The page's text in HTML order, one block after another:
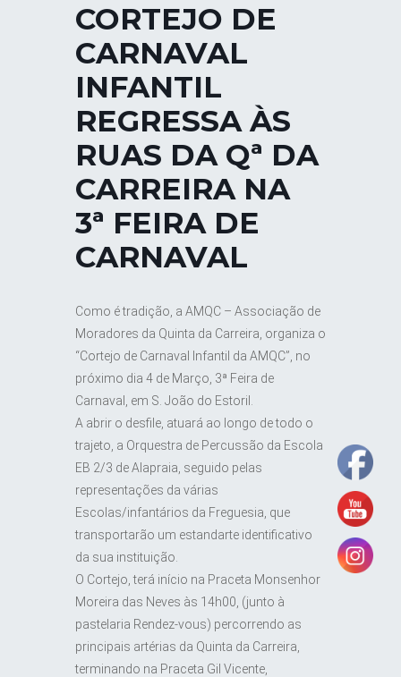
CORTEJO DE
CARNAVAL
INFANTIL
REGRESSA ÀS
RUAS DA Qª DA
CARREIRA NA
3ª FEIRA DE
CARNAVAL
Como é tradição, a AMQC – Associação de
Moradores da Quinta da Carreira, organiza o
“Cortejo de Carnaval Infantil da AMQC”, no
próximo dia 4 de Março, 3ª Feira de
Carnaval, em S. João do Estoril.
A abrir o desfile, atuará ao longo de todo o
trajeto, a Orquestra de Percussão da Escola
EB 2/3 de Alapraia, seguido pelas
representações da várias
Escolas/infantários da Freguesia, que
transportarão um estandarte identificativo
da sua instituição.
O Cortejo, terá início na Praceta Monsenhor
Moreira das Neves às 14h00, (junto à
pastelaria Rendez-vous) percorrendo as
principais artérias da Quinta da Carreira,
terminando na Praceta Gil Vicente,